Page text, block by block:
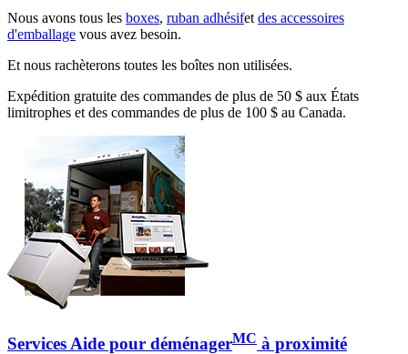
Nous avons tous les boxes, ruban adhésifet des accessoires
d'emballage vous avez besoin.
Et nous rachèterons toutes les boîtes non utilisées.
Expédition gratuite des commandes de plus de 50 $ aux États
limitrophes et des commandes de plus de 100 $ au Canada.
Services Aide pour déménagerMC à proximité